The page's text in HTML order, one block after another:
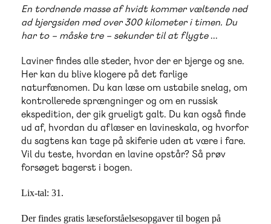
En tordnende masse af hvidt kommer væltende ned
ad bjergsiden med over 300 kilometer i timen. Du
har to – måske tre – sekunder til at flygte...
Laviner findes alle steder, hvor der er bjerge og sne.
Her kan du blive klogere på det farlige
naturfænomen. Du kan læse om ustabile snelag, om
kontrollerede sprængninger og om en russisk
ekspedition, der gik grueligt galt. Du kan også finde
ud af, hvordan du aflæser en lavineskala, og hvorfor
du sagtens kan tage på skiferie uden at være i fare.
Vil du teste, hvordan en lavine opstår? Så prøv
forsøget bagerst i bogen.
Lix-tal: 31.
Der findes gratis læseforståelsesopgaver til bogen på